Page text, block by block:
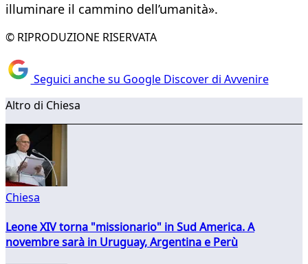
illuminare il cammino dell’umanità».
© RIPRODUZIONE RISERVATA
Seguici anche su Google Discover di Avvenire
Altro di Chiesa
Chiesa
Leone XIV torna "missionario" in Sud America. A
novembre sarà in Uruguay, Argentina e Perù